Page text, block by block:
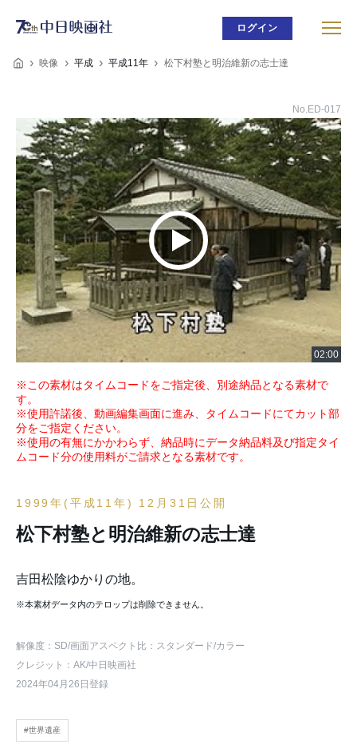
ログイン
映像 平成 平成11年 松下村塾と明治維新の志士達
No.ED-017
※この素材はタイムコードをご指定後、別途納品となる素材で
す。
※使用許諾後、動画編集画面に進み、タイムコードにてカット部
分をご指定ください。
※使用の有無にかかわらず、納品時にデータ納品料及び指定タイ
ムコード分の使用料がご請求となる素材です。
1999年(平成11年) 12月31日公開
松下村塾と明治維新の志士達
吉田松陰ゆかりの地。
※本素材データ内のテロップは削除できません。
解像度：SD/画面アスペクト比：スタンダード/カラー
クレジット：AK/中日映画社
2024年04月26日登録
#世界遺産